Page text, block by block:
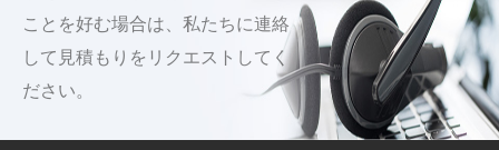
ことを好む場合は、私たちに連絡
して見積もりをリクエストしてく
ださい。